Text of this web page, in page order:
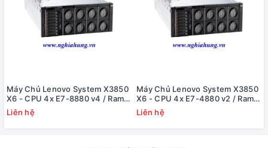
Máy Chủ Lenovo System X3850
X6 - CPU 4x E7-8880 v4 / Ram
128GB / Raid M5210 / 4x 600GB
/ 4x PS
Liên hệ
Máy Chủ Lenovo System X3850
X6 - CPU 4x E7-4880 v2 / Ram
128GB / Raid M5210 / 4x 600GB
/ 4x PS
Liên hệ